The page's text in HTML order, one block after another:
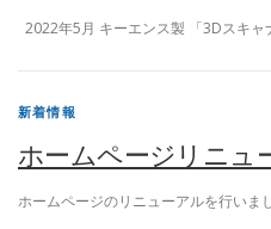
2022年5月 キーエンス製 「3Dスキャ
新着情報
ホームページリニュ
ホームページのリニューアルを行いま